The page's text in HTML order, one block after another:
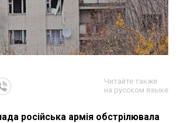
Читайте также
на русском языке
російська армія обстрілювала